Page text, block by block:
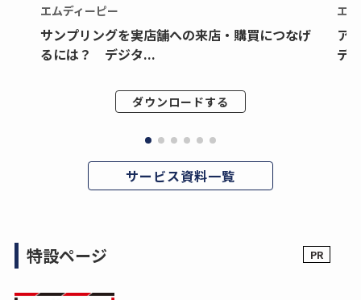
エムディーピー
サンプリングを実店舗への来店・購買につなげ
るには？ デジタ...
ダウンロードする
エ
ア
デ
サービス資料一覧
特設ページ